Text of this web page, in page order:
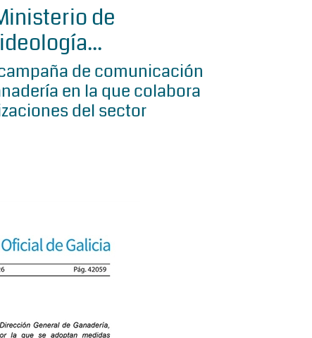
de
de comunicación
en la que colabora
del sector